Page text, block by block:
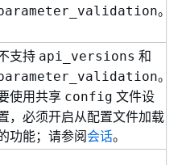
。
支持 api_versions 和
。
使用共享 config 文件设
，必须开启从配置文件加载
功能；请参阅会话。